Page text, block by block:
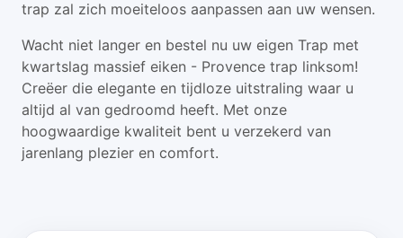
trap zal zich moeiteloos aanpassen aan uw wensen.
Wacht niet langer en bestel nu uw eigen Trap met
kwartslag massief eiken - Provence trap linksom!
Creëer die elegante en tijdloze uitstraling waar u
altijd al van gedroomd heeft. Met onze
hoogwaardige kwaliteit bent u verzekerd van
jarenlang plezier en comfort.